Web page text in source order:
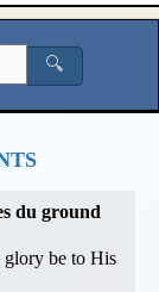
🔍
du ground
glory be to His